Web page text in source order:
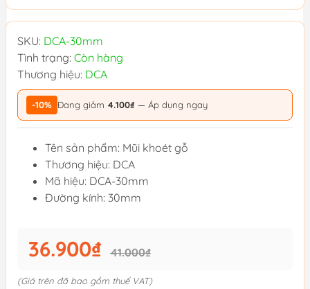
SKU: DCA-30mm
Tình trạng: Còn hàng
Thương hiệu: DCA
-10% Đang giảm 4.100₫ — Áp dụng ngay
Tên sản phẩm: Mũi khoét gỗ
Thương hiệu: DCA
Mã hiệu: DCA-30mm
Đường kính: 30mm
36.900₫ 41.000₫
(Giá trên đã bao gồm thuế VAT)